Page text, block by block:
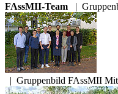
FAssMII-Team |
| Gruppenbild FAssMII